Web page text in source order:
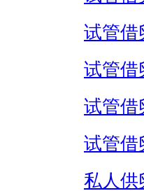
试管借
试管借
试管借
试管借
私人供